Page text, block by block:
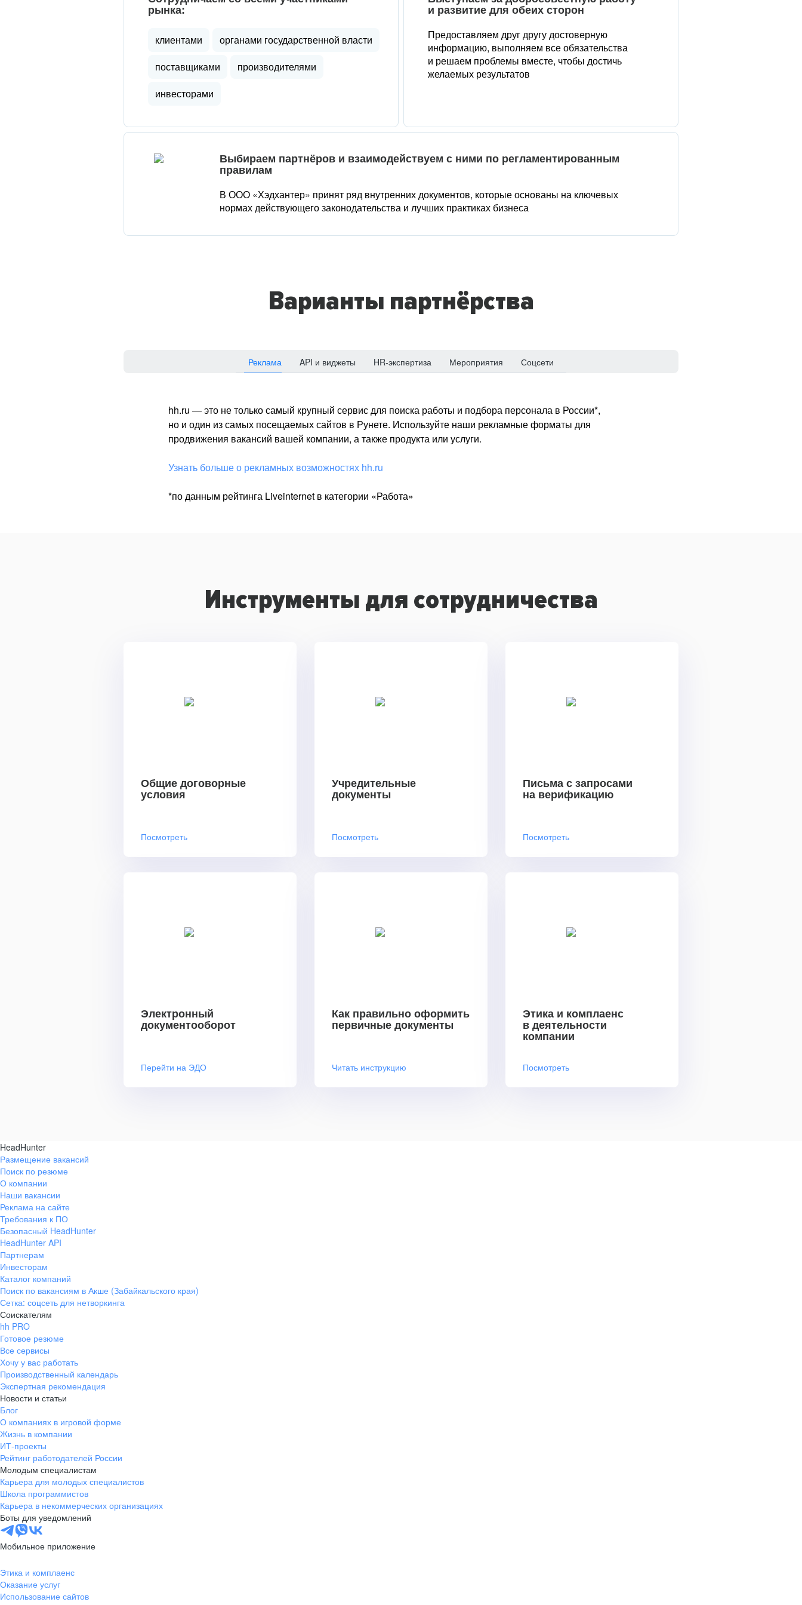
рынка:
клиентами
органами государственной власти
поставщиками
производителями
инвесторами
и развитие для обеих сторон
Предоставляем друг другу достоверную
информацию, выполняем все обязательства
и решаем проблемы вместе, чтобы достичь
желаемых результатов
Выбираем партнёров и взаимодействуем с ними по регламентированным
правилам
В ООО «Хэдхантер» принят ряд внутренних документов, которые основаны на ключевых
нормах действующего законодательства и лучших практиках бизнеса
Варианты партнёрства
Реклама API и виджеты HR-экспертиза Мероприятия Соцсети
hh.ru — это не только самый крупный сервис для поиска работы и подбора персонала в России*,
но и один из самых посещаемых сайтов в Рунете. Используйте наши рекламные форматы для
продвижения вакансий вашей компании, а также продукта или услуги.
Узнать больше о рекламных возможностях hh.ru
*по данным рейтинга Liveinternet в категории «Работа»
Инструменты для сотрудничества
Общие договорные
условия
Посмотреть
Учредительные
документы
Посмотреть
Письма с запросами
на верификацию
Посмотреть
Электронный
документооборот
Перейти на ЭДО
Как правильно оформить
первичные документы
Читать инструкцию
Этика и комплаенс
в деятельности
компании
Посмотреть
HeadHunter
Размещение вакансий
Поиск по резюме
О компании
Наши вакансии
Реклама на сайте
Требования к ПО
Безопасный HeadHunter
HeadHunter API
Партнерам
Инвесторам
Каталог компаний
Поиск по вакансиям в Акше (Забайкальского края)
Сетка: соцсеть для нетворкинга
Соискателям
hh PRO
Готовое резюме
Все сервисы
Хочу у вас работать
Производственный календарь
Экспертная рекомендация
Новости и статьи
Блог
О компаниях в игровой форме
Жизнь в компании
ИТ-проекты
Рейтинг работодателей России
Молодым специалистам
Карьера для молодых специалистов
Школа программистов
Карьера в некоммерческих организациях
Боты для уведомлений
Мобильное приложение
Этика и комплаенс
Оказание услуг
Использование сайтов